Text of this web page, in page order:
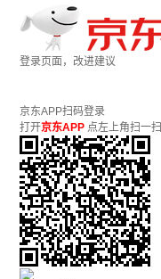
登录页面，改进建议
京东APP扫码登录
打开京东APP 点左上角扫一扫